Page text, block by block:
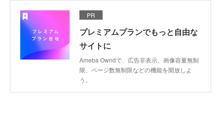
PR
プレミアムプランでもっと自由な
サイトに
Ameba Owndで、広告非表示、画像容量無制
限、ページ数無制限などの機能を開放しよ
う。